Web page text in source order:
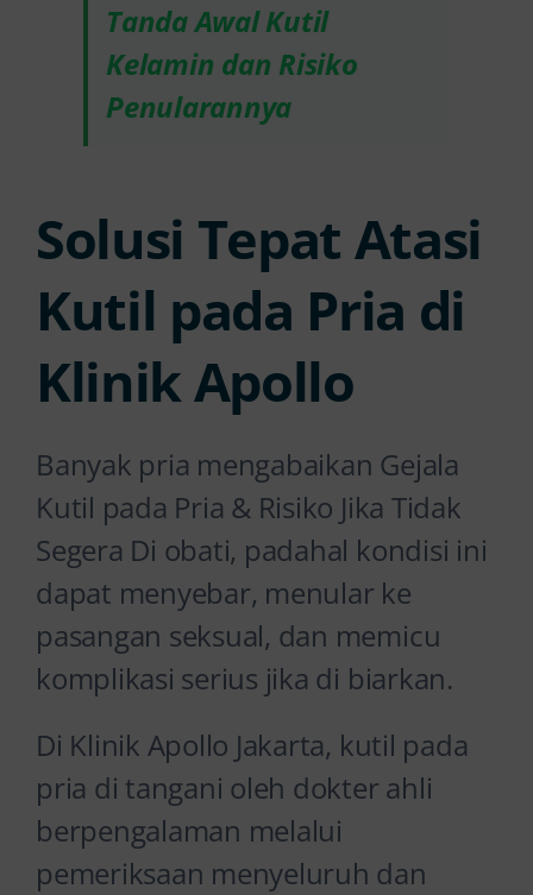
Tanda Awal Kutil
Kelamin dan Risiko
Penularannya
Solusi Tepat Atasi
Kutil pada Pria di
Klinik Apollo
Banyak pria mengabaikan Gejala
Kutil pada Pria & Risiko Jika Tidak
Segera Di obati, padahal kondisi ini
dapat menyebar, menular ke
pasangan seksual, dan memicu
komplikasi serius jika di biarkan.
Di Klinik Apollo Jakarta, kutil pada
pria di tangani oleh dokter ahli
berpengalaman melalui
pemeriksaan menyeluruh dan